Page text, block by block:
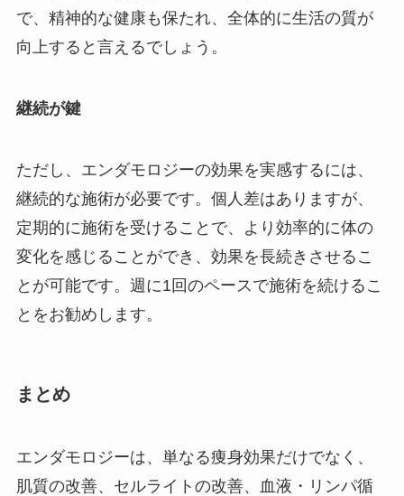
で、精神的な健康も保たれ、全体的に生活の質が
向上すると言えるでしょう。
継続が鍵
ただし、エンダモロジーの効果を実感するには、
継続的な施術が必要です。個人差はありますが、
定期的に施術を受けることで、より効率的に体の
変化を感じることができ、効果を長続きさせるこ
とが可能です。週に1回のペースで施術を続けるこ
とをお勧めします。
まとめ
エンダモロジーは、単なる痩身効果だけでなく、
肌質の改善、セルライトの改善、血液・リンパ循